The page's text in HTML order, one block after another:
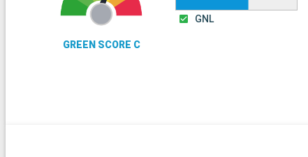
GREEN SCORE C
GNL